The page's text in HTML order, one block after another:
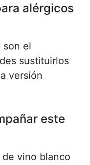
alérgicos
son el
sustituirlos
versión
este
vino blanco